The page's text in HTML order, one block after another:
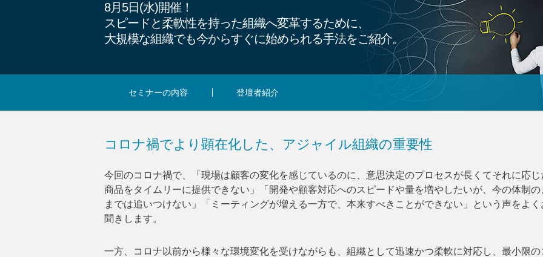
8月5日(水)開催！
スピードと柔軟性を持った組織へ変革するために、
大規模な組織でも今からすぐに始められる手法をご紹介。
セミナーの内容 登壇者紹介
コロナ禍でより顕在化した、アジャイル組織の重要性
今回のコロナ禍で、「現場は顧客の変化を感じているのに、意思決定のプロセスが長くてそれに応じ
商品をタイムリーに提供できない」「開発や顧客対応へのスピードや量を増やしたいが、今の体制の
までは追いつけない」「ミーティングが増える一方で、本来すべきことができない」という声をよく
聞きします。
一方、コロナ以前から様々な環境変化を受けながらも、組織として迅速かつ柔軟に対応し、最小限の